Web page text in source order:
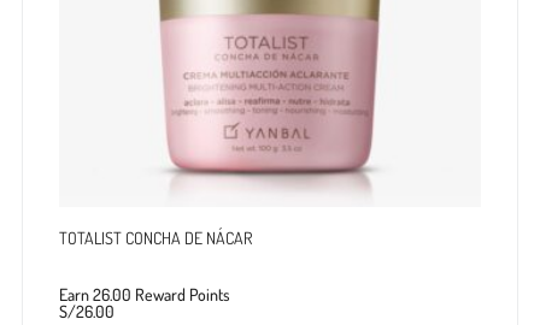
TOTALIST CONCHA DE NÁCAR
Earn 26.00 Reward Points
S/26.00